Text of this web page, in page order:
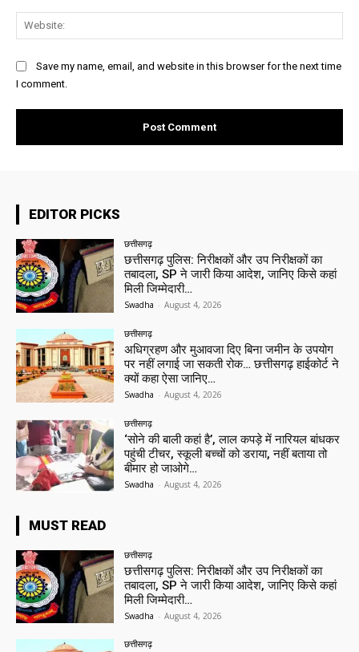
Save my name, email, and website in this browser for the next time
I comment.
EDITOR PICKS
छत्तीसगढ़
छत्तीसगढ़ पुलिस: निरीक्षकों और उप निरीक्षकों का
तबादला, SP ने जारी किया आदेश, जानिए किसे कहां
मिली जिम्मेदारी…
Swadha - August 4, 2026
छत्तीसगढ़
अधिग्रहण और मुआवजा दिए बिना जमीन के उपयोग
पर नहीं लगाई जा सकती रोक… छत्तीसगढ़ हाईकोर्ट ने
क्यों कहा ऐसा जानिए…
Swadha - August 4, 2026
छत्तीसगढ़
‘सोने की बाली कहां है’, लाल कपड़े में नारियल बांधकर
पहुंची टीचर, स्कूली बच्चों को डराया, नहीं बताया तो
बीमार हो जाओगे…
Swadha - August 4, 2026
MUST READ
छत्तीसगढ़
छत्तीसगढ़ पुलिस: निरीक्षकों और उप निरीक्षकों का
तबादला, SP ने जारी किया आदेश, जानिए किसे कहां
मिली जिम्मेदारी…
Swadha - August 4, 2026
छत्तीसगढ़